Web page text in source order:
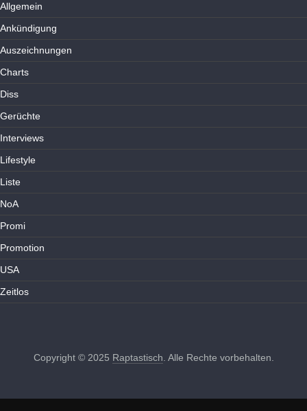
Allgemein
Ankündigung
Auszeichnungen
Charts
Diss
Gerüchte
Interviews
Lifestyle
Liste
NoA
Promi
Promotion
USA
Zeitlos
Copyright © 2025 Raptastisch . Alle Rechte vorbehalten.